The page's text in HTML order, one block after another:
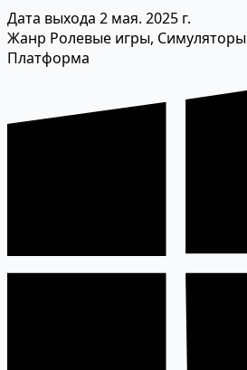
Дата выхода 2 мая. 2025 г.
Жанр Ролевые игры, Симуляторы
Платформа